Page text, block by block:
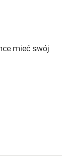
mieć swój